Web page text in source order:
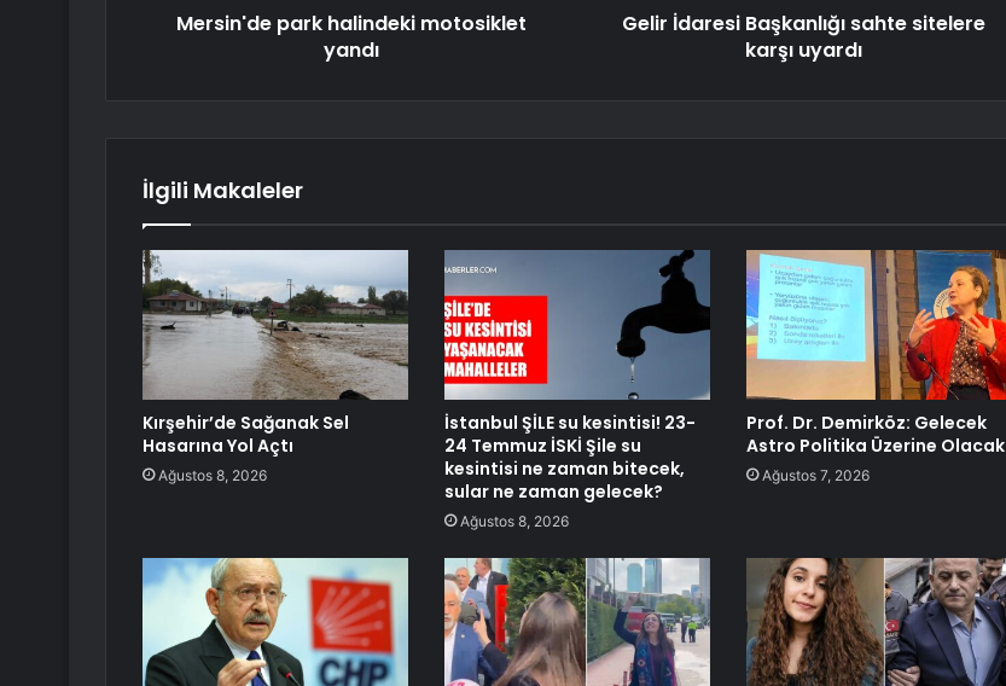
Mersin'de park halindeki motosiklet
yandı
Gelir İdaresi Başkanlığı sahte sitelere
karşı uyardı
İlgili Makaleler
Kırşehir’de Sağanak Sel
Hasarına Yol Açtı
Ağustos 8, 2026
İstanbul ŞİLE su kesintisi! 23-
24 Temmuz İSKİ Şile su
kesintisi ne zaman bitecek,
sular ne zaman gelecek?
Ağustos 8, 2026
Prof. Dr. Demirköz: Gelecek
Astro Politika Üzerine Olacak
Ağustos 7, 2026